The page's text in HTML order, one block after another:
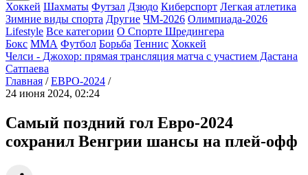
Хоккей Шахматы Футзал Дзюдо Киберспорт Легкая атлетика
Зимние виды спорта Другие ЧМ-2026 Олимпиада-2026
Lifestyle Все категории О Спорте Шредингера
Бокс ММА Футбол Борьба Теннис Хоккей
Челси - Джохор: прямая трансляция матча с участием Дастана
Сатпаева
Главная / ЕВРО-2024 /
24 июня 2024, 02:24
Самый поздний гол Евро-2024
сохранил Венгрии шансы на плей-офф